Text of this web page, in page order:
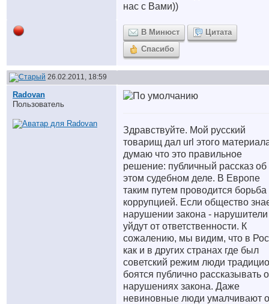
нас с Вами))
В Минюст
Цитата
Спасибо
26.02.2011, 18:59
Radovan
Пользователь
Здравствуйте. Мой русский
товарищ дал url этого
думаю что это правильное
решение: публичный рассказ об
этом судебном деле. В Европе
таким путем проводится борьба
коррупцией. Если общество
нарушении закона -
уйдут от ответственности. К
сожалению, мы видим, что в
как и в других странах где был
советский режим люди
боятся публично рассказывать о
нарушениях закона. Даже
невиновные люди умалчивают о